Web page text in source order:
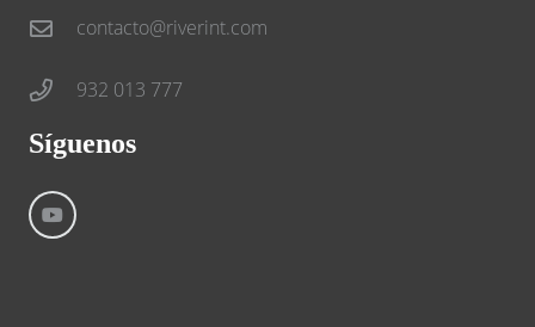
contacto@riverint.com
932 013 777
Síguenos